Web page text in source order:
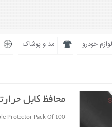
لوازم خودرو مد و پوشاک
محافظ کابل حرارتی
Protector Pack Of 100